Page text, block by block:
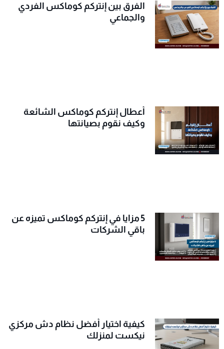
الفرق بين إنتركم كوماكس الفردي
والجماعي
أعطال إنتركم كوماكس الشائعة
وكيف نقوم بصيانتها
5 مزايا في إنتركم كوماكس تميزه عن
باقي الشركات
كيفية اختيار أفضل نظام دش مركزي
نيكست لمنزلك